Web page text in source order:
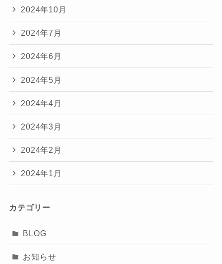
2024年10月
2024年7月
2024年6月
2024年5月
2024年4月
2024年3月
2024年2月
2024年1月
カテゴリー
BLOG
お知らせ